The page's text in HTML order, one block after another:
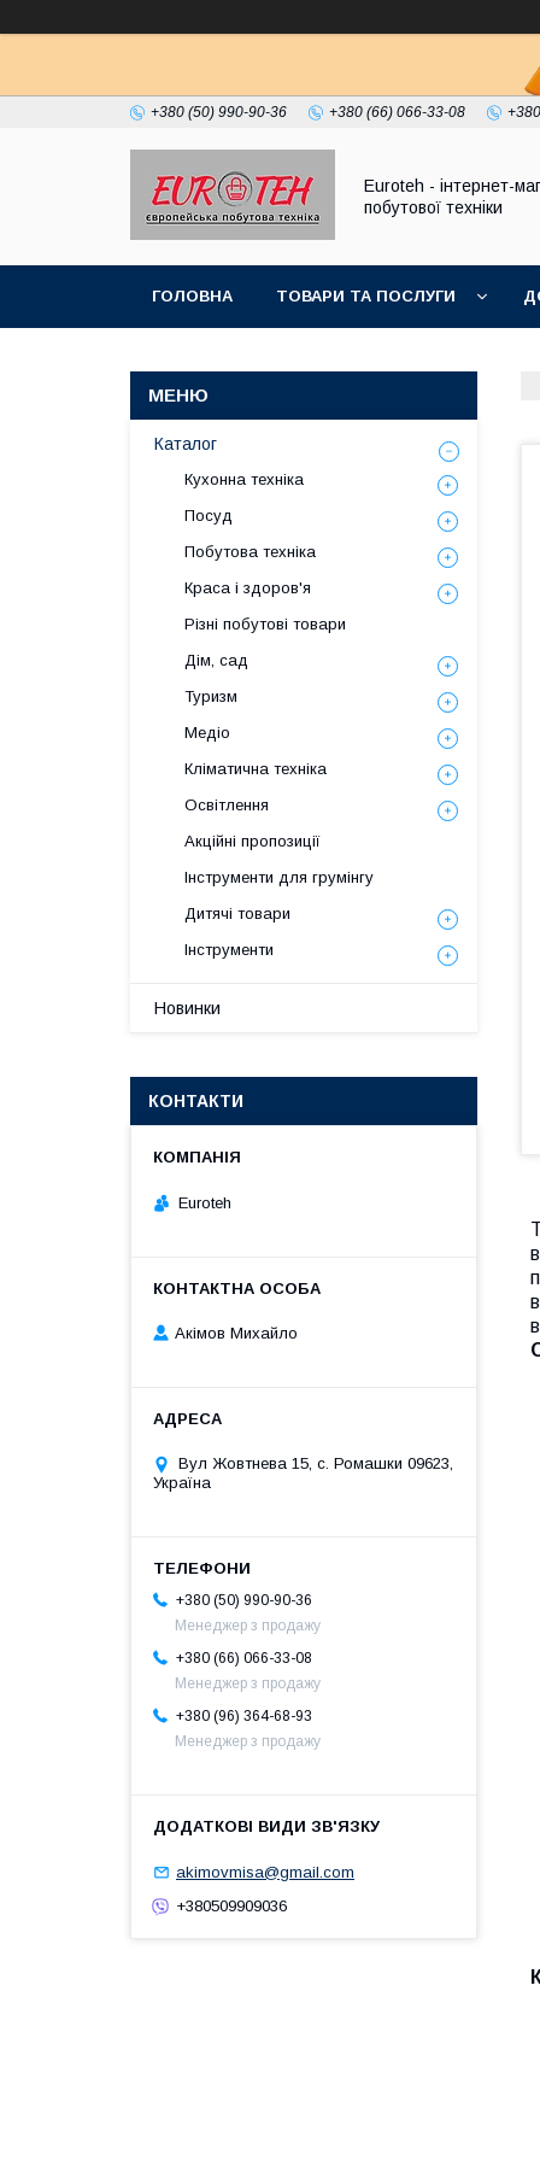
+380 (50) 990-90-36 +380 (66) 066-33-08
Euroteh - інтернет-
побутової техніки
ГОЛОВНА ТОВАРИ ТА ПОСЛУГИ
Каталог
Кухонна техніка
Посуд
Побутова техніка
Краса і здоров'я
Різні побутові товари
Дім, сад
Туризм
Медіо
Кліматична техніка
Освітлення
Акційні пропозиції
Інструменти для грумінгу
Дитячі товари
Інструменти
Новинки
КОНТАКТИ
Euroteh
Акімов Михайло
Вул Жовтнева 15, с. Ромашки 09623,
Україна
+380 (50) 990-90-36
Менеджер з продажу
+380 (66) 066-33-08
Менеджер з продажу
+380 (96) 364-68-93
Менеджер з продажу
akimovmisa@gmail.com
+380509909036